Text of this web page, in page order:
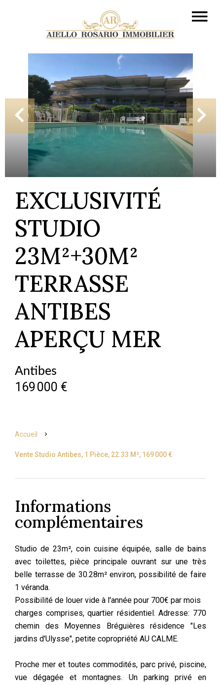
EXCLUSIVITÉ
STUDIO
23M²+30M²
TERRASSE
ANTIBES
APERÇU MER
Antibes
169 000 €
Accueil
Vente Studio Antibes, 1 Pièce, 22.33 M², 169 000 €
Informations
complémentaires
Studio de 23m², coin cuisine équipée, salle de bains
avec toilettes, pièce principale ouvrant sur une très
belle terrasse de 30.28m² environ, possibilité de faire
1 véranda.
Possibilité de louer vide à l'année pour 700€ par mois
charges comprises, quartier résidentiel. Adresse: 770
chemin des Moyennes Bréguières résidence "Les
jardins d'Ulysse", petite copropriété AU CALME.
Proche mer et toutes commodités, parc privé, piscine,
vue dégagée et montagnes. Un parking privé en